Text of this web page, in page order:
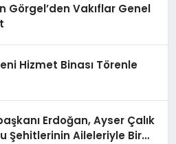
Görgel’den Vakıflar Genel
Hizmet Binası Törenle
Erdoğan, Ayser Çalık
Şehitlerinin Aileleriyle Bir